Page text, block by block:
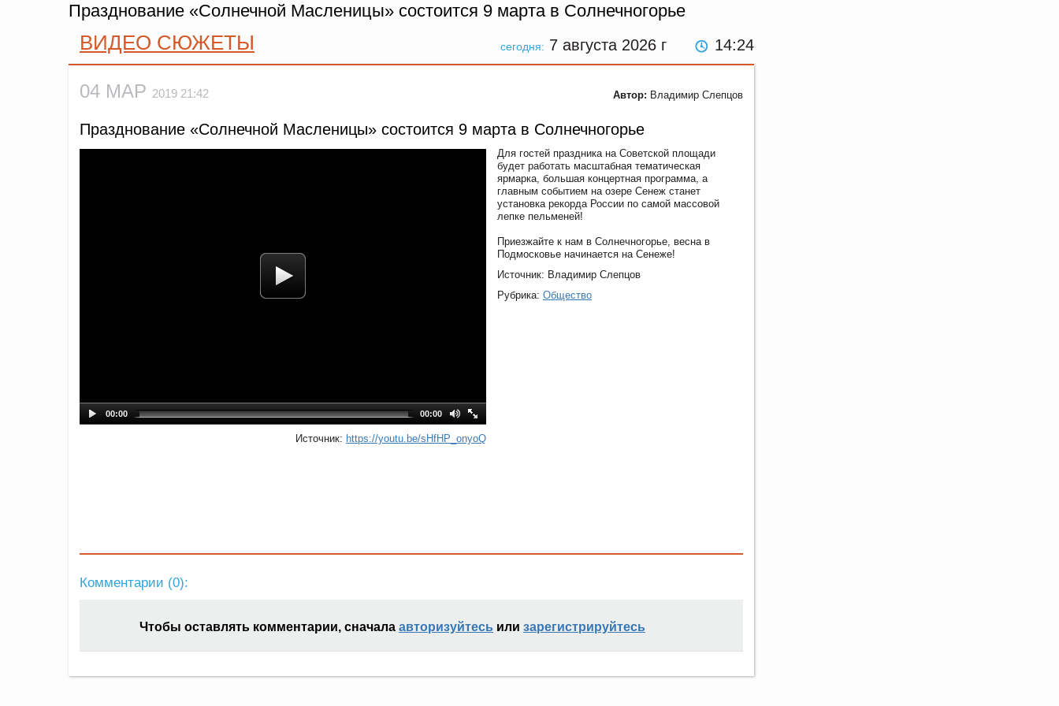
Празднование «Солнечной Масленицы» состоится 9 марта в Солнечногорье
сегодня: 7 августа 2026 г 14:24
ВИДЕО СЮЖЕТЫ
04 МАР 2019 21:42 Автор: Владимир Слепцов
Празднование «Солнечной Масленицы» состоится 9 марта в Солнечногорье
00:00 00:00
Источник: https://youtu.be/sHfHP_onyoQ
Для гостей праздника на Советской площади
будет работать масштабная тематическая
ярмарка, большая концертная программа, а
главным событием на озере Сенеж станет
установка рекорда России по самой массовой
лепке пельменей!
Приезжайте к нам в Солнечногорье, весна в
Подмосковье начинается на Сенеже!
Источник: Владимир Слепцов
Рубрика: Общество
Комментарии (0):
Чтобы оставлять комментарии, сначала авторизуйтесь или зарегистрируйтесь